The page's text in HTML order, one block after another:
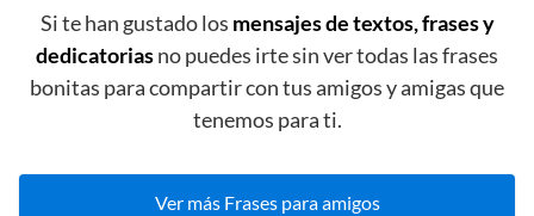
Si te han gustado los mensajes de textos, frases y
dedicatoriasno puedes irte sin ver todas las frases
bonitas para compartir con tus amigos y amigas que
tenemos para ti.
Ver más Frases para amigos